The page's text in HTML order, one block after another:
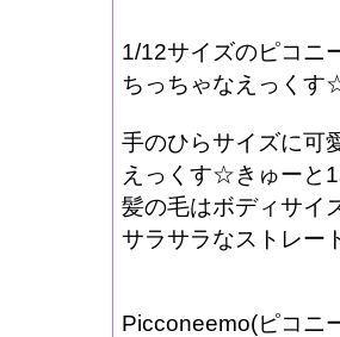
1/12サイズのピコニ
ちっちゃなえっくす
手のひらサイズに可
えっくす☆きゅーと
髪の毛はボディサイ
サラサラなストレー
Picconeemo(ピコニ